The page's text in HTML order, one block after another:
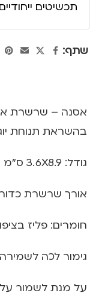
תכשיטים
שתף:
אסנה – שרשרת
בהשראת תנוחת
גודל: 3.6X8.9 ס"מ
אורך שרשרת כדורים 85
חומרים: פליז
גימור לכה
על מנת לשמור על